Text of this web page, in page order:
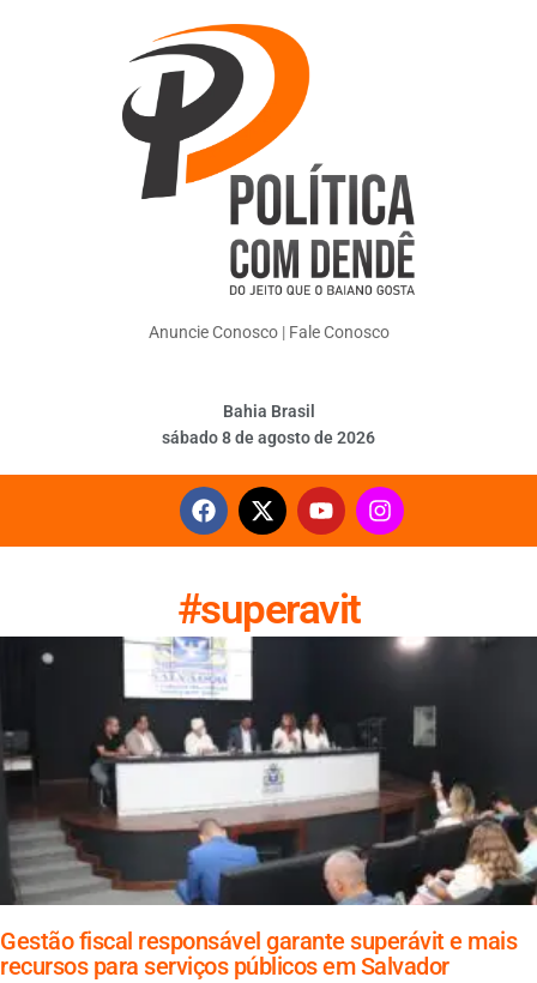
Anuncie Conosco| Fale Conosco
Bahia Brasil
sábado 8 de agosto de 2026
#superavit
Gestão fiscal responsável garante superávit e mais
recursos para serviços públicos em Salvador